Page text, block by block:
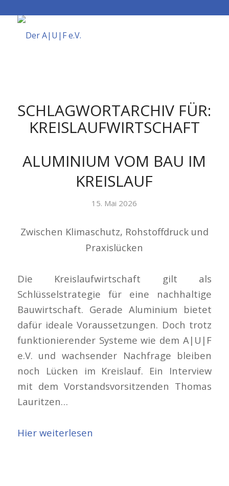
SCHLAGWORTARCHIV FÜR:
KREISLAUFWIRTSCHAFT
ALUMINIUM VOM BAU IM
KREISLAUF
15. Mai 2026
Zwischen Klimaschutz, Rohstoffdruck und
Praxislücken
Die Kreislaufwirtschaft gilt als
Schlüsselstrategie für eine nachhaltige
Bauwirtschaft. Gerade Aluminium bietet
dafür ideale Voraussetzungen. Doch trotz
funktionierender Systeme wie dem A|U|F
e.V. und wachsender Nachfrage bleiben
noch Lücken im Kreislauf. Ein Interview
mit dem Vorstandsvorsitzenden Thomas
Lauritzen…
Hier weiterlesen